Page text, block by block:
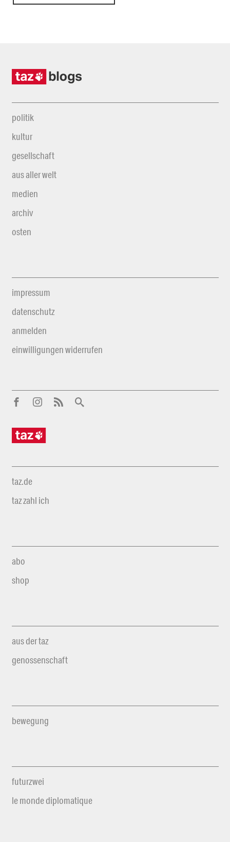
politik
kultur
gesellschaft
aus aller welt
medien
archiv
osten
impressum
datenschutz
anmelden
einwilligungen widerrufen
taz.de
taz zahl ich
abo
shop
aus der taz
genossenschaft
bewegung
futurzwei
le monde diplomatique